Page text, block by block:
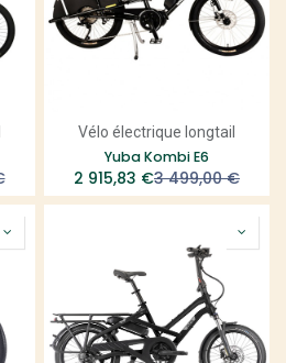
Vélo électrique longtail
Yuba Kombi E6
2 915,83 €3 499,00€